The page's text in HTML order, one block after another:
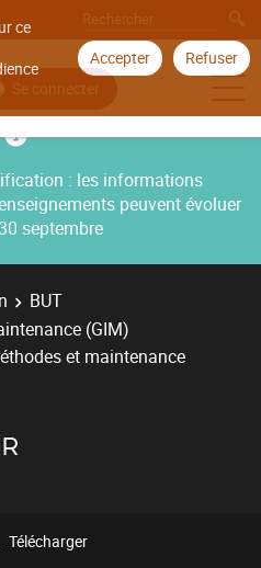
ce
Accepter Refuser
Se connecter
: les informations
peuvent évoluer
septembre
BUT
(GIM)
et maintenance
Télécharger